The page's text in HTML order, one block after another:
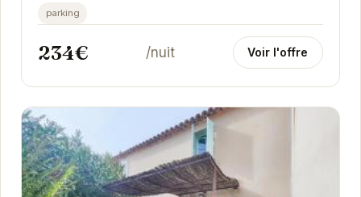
parking
234€ /nuit Voir l'offre